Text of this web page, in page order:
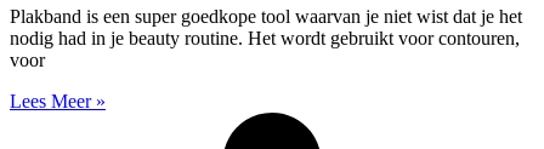
Plakband is een super goedkope tool waarvan je niet wist dat je het
nodig had in je beauty routine. Het wordt gebruikt voor contouren,
voor
Lees Meer »